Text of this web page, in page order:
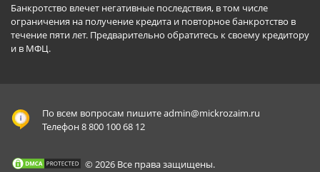
Банкротство влечет негативные последствия, в том числе
ограничения на получение кредита и повторное банкротство в
течение пяти лет. Предварительно обратитесь к своему кредитору
и в МФЦ.
По всем вопросам пишитеadmin@mickrozaim.ru
Телефон 8 800 100 68 12
© 2026 Все права защищены.